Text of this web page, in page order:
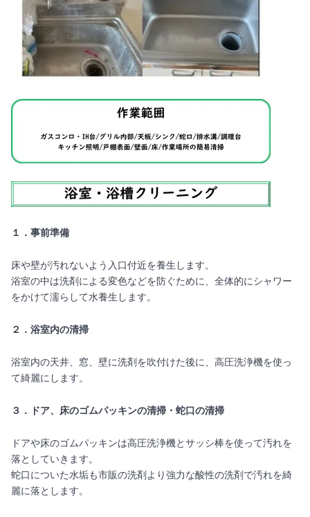
１．事前準備
床や壁が汚れないよう入口付近を養生します。
浴室の中は洗剤による変色などを防ぐために、全体的にシャワー
をかけて濡らして水養生します。
２．浴室内の清掃
浴室内の天井、窓、壁に洗剤を吹付けた後に、高圧洗浄機を使っ
て綺麗にします。
３．ドア、床のゴムパッキンの清掃・蛇口の清掃
ドアや床のゴムパッキンは高圧洗浄機とサッシ棒を使って汚れを
落としていきます。
蛇口についた水垢も市販の洗剤より強力な酸性の洗剤で汚れを綺
麗に落とします。